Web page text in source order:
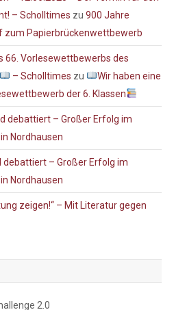
– Scholltimes zu 900 Jahre
zum Papierbrückenwettbewerb
66. Vorlesewettbewerbs des
– Scholltimes zu
Wir haben eine
der 6. Klassen
debattiert – Großer Erfolg im
Nordhausen
debattiert – Großer Erfolg im
Nordhausen
zeigen!“ – Mit Literatur gegen
2.0